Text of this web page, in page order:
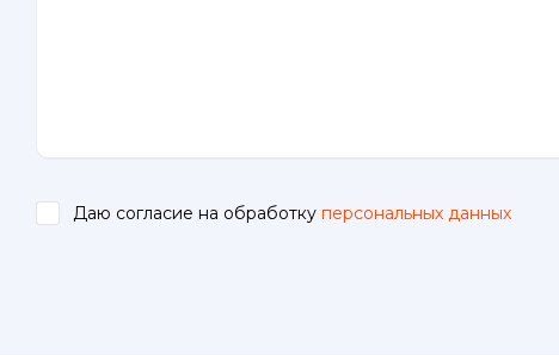
Даю согласие на обработку персональных данных